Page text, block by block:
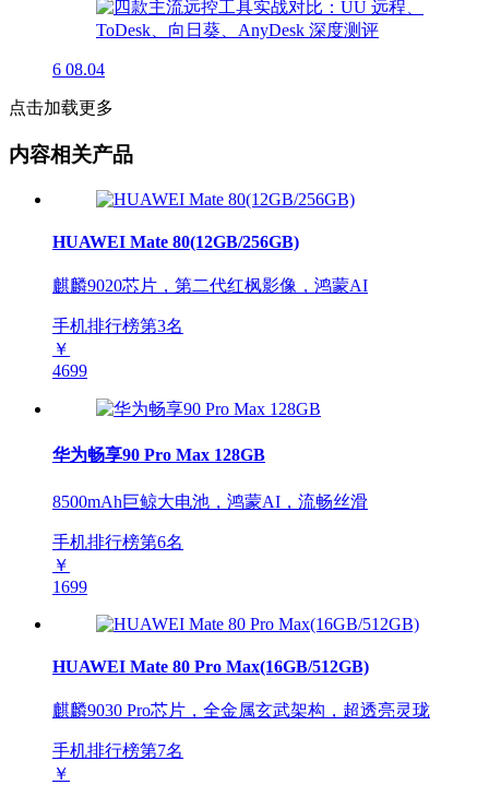
6 08.04
点击加载更多
内容相关产品
HUAWEI Mate 80(12GB/256GB)
麒麟9020芯片，第二代红枫影像，鸿蒙AI
手机排行榜第3名
￥
4699
华为畅享90 Pro Max 128GB
8500mAh巨鲸大电池，鸿蒙AI，流畅丝滑
手机排行榜第6名
￥
1699
HUAWEI Mate 80 Pro Max(16GB/512GB)
麒麟9030 Pro芯片，全金属玄武架构，超透亮灵珑
手机排行榜第7名
￥